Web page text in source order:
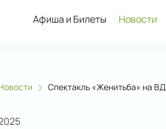
Афиша и Билеты Новости
Спектакль «Женитьба» на